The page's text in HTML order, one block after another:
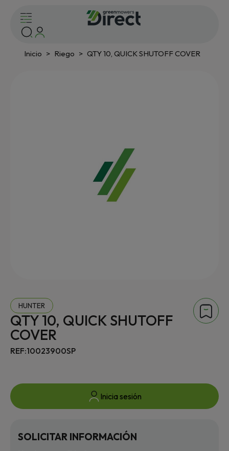
Inicio Riego QTY 10, QUICK SHUTOFF COVER
HUNTER
QTY 10, QUICK SHUTOFF
COVER
REF:10023900SP
Inicia sesión
SOLICITAR INFORMACIÓN